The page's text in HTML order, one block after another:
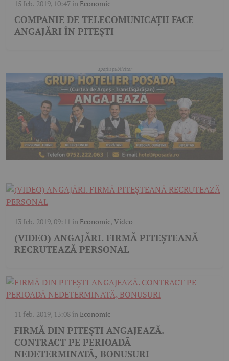
15 feb. 2019, 10:47în Economic
COMPANIE DE TELECOMUNICAȚII FACE
ANGAJĂRI ÎN PITEȘTI
13 feb. 2019, 09:11 în Economic,Video
(VIDEO) ANGAJĂRI. FIRMĂ PITEȘTEANĂ
RECRUTEAZĂ PERSONAL
11 feb. 2019, 13:08în Economic
FIRMĂ DIN PITEȘTI ANGAJEAZĂ.
CONTRACT PE PERIOADĂ
NEDETERMINATĂ, BONUSURI